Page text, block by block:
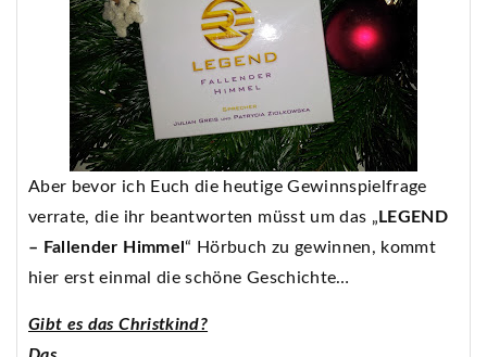
Aber bevor ich Euch die heutige Gewinnspielfrage
verrate, die ihr beantworten müsst um das „ LEGEND
– Fallender Himmel“ Hörbuch zu gewinnen, kommt
hier erst einmal die schöne Geschichte…
Gibt es das Christkind?